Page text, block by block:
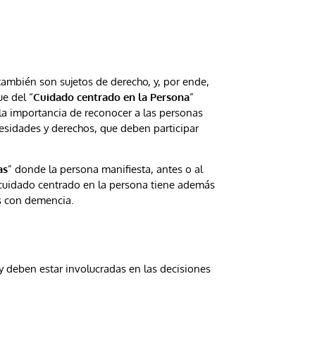
son sujetos de derecho, y, por ende,
del “Cuidado centrado en la Persona”
importancia de reconocer a las personas
y derechos, que deben participar
” donde la persona manifiesta, antes o al
centrado en la persona tiene además
con demencia.
deben estar involucradas en las decisiones